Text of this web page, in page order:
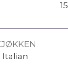
15
Italian